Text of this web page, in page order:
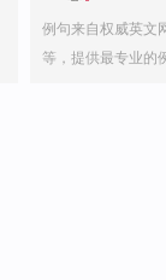
例句来自权威英文
等，提供最专业的